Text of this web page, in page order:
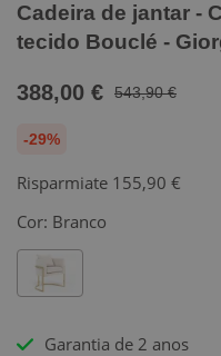
Cadeira de jantar -
tecido Bouclé -
388,00 € 543,90 €
-29%
Risparmiate 155,90 €
Cor: Branco
Garantia de 2 anos